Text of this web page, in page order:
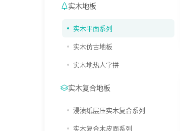
实木地板
实木平面系列
实木仿古地板
实木地热人字拼
实木复合地板
浸渍纸层压实木复合系列
实木复合木皮面系列